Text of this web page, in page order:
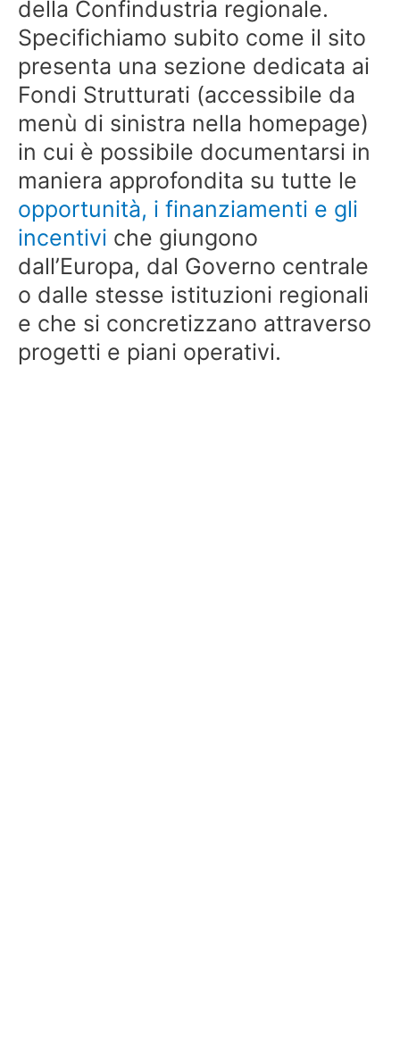
della Confindustria regionale.
Specifichiamo subito come il sito
presenta una sezione dedicata ai
Fondi Strutturati (accessibile da
menù di sinistra nella homepage)
in cui è possibile documentarsi in
maniera approfondita su tutte le
opportunità, i finanziamenti e gli
incentivi che giungono
dall’Europa, dal Governo centrale
o dalle stesse istituzioni regionali
e che si concretizzano attraverso
progetti e piani operativi.